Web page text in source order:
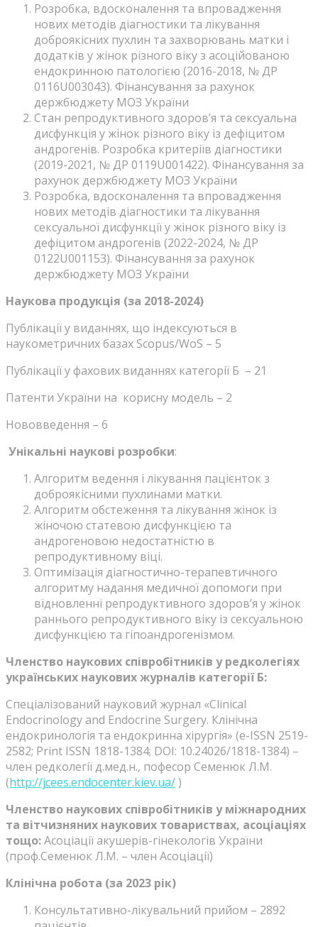
Розробка, вдосконалення та впровадження
нових методів діагностики та лікування
доброякісних пухлин та захворювань матки і
додатків у жінок різного віку з асоційованою
ендокринною патологією (2016-2018, № ДР
0116U003043). Фінансування за рахунок
держбюджету МОЗ України
Стан репродуктивного здоров’я та сексуальна
дисфункція у жінок різного віку із дефіцитом
андрогенів. Розробка критеріїв діагностики
(2019-2021, № ДР 0119U001422). Фінансування за
рахунок держбюджету МОЗ України
Розробка, вдосконалення та впровадження
нових методів діагностики та лікування
сексуальної дисфункції у жінок різного віку із
дефіцитом андрогенів (2022-2024, № ДР
0122U001153). Фінансування за рахунок
держбюджету МОЗ України
Наукова продукція (за 2018-2024)
Публікації у виданнях, що індексуються в
наукометричних базах Scopus/WoS – 5
Публікації у фахових виданнях категорії Б – 21
Патенти України на корисну модель – 2
Нововведення – 6
Унікальні наукові розробки:
Алгоритм ведення і лікування пацієнток з
доброякісними пухлинами матки.
Алгоритм обстеження та лікування жінок із
жіночою статевою дисфункцією та
андрогеновою недостатністю в
репродуктивному віці.
Оптимізація діагностично-терапевтичного
алгоритму надання медичної допомоги при
відновленні репродуктивного здоров’я у жінок
раннього репродуктивного віку із сексуальною
дисфункцією та гіпоандрогенізмом.
Членство наукових співробітників у редколегіях
українських наукових журналів категорії Б:
Спеціалізований науковий журнал «Clinical
Endocrinology and Endocrine Surgery. Клінічна
ендокринологія та ендокринна хірургія» (e-ISSN 2519-
2582; Print ISSN 1818-1384; DOI: 10.24026/1818-1384) –
член редколегії д.мед.н., пофесор Семенюк Л.М.
(http://jcees.endocenter.kiev.ua/)
Членство наукових співробітників у міжнародних
та вітчизняних наукових товариствах, асоціаціях
тощо:Асоціації акушерів-гінекологів України
(проф.Семенюк Л.М. – член Асоціації)
Клінічна робота (за 2023 рік)
Консультативно-лікувальний прийом – 2892